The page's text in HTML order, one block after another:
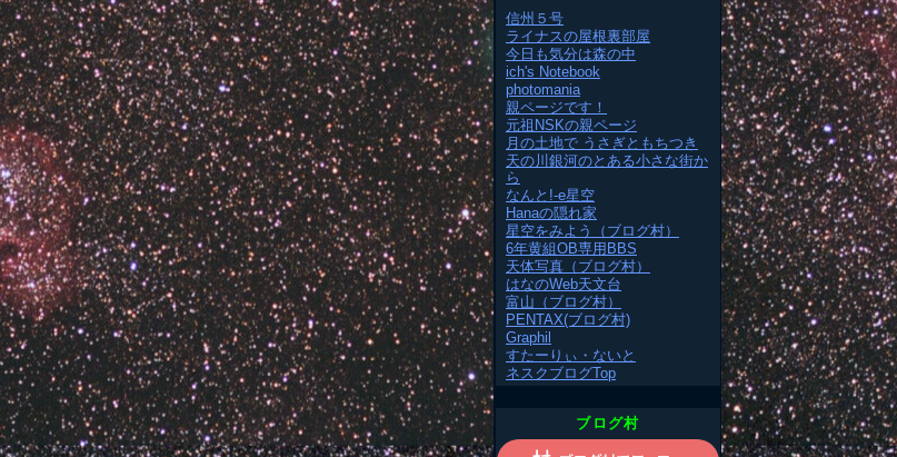
信州５号
ライナスの屋根裏部屋
今日も気分は森の中
ich's Notebook
photomania
親ページです！
元祖NSKの親ページ
月の土地で うさぎともちつき
天の川銀河のとある小さな街か
ら
なんと!-e星空
Hanaの隠れ家
星空をみよう（ブログ村）
6年黄組OB専用BBS
天体写真（ブログ村）
はなのWeb天文台
富山（ブログ村）
PENTAX(ブログ村)
Graphil
すたーりぃ・ないと
ネスクブログTop
ブログ村